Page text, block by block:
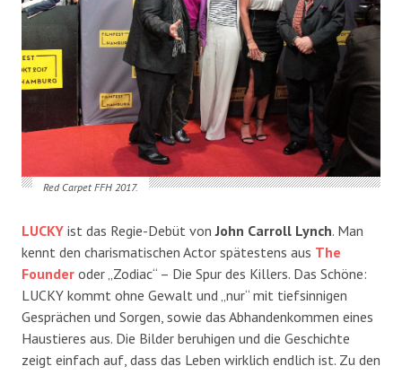
Red Carpet FFH 2017.
LUCKY ist das Regie-Debüt vonJohn Carroll Lynch. Man
kennt den charismatischen Actor spätestens aus The
Founder oder „Zodiac“ – Die Spur des Killers. Das Schöne:
LUCKY kommt ohne Gewalt und „nur“ mit tiefsinnigen
Gesprächen und Sorgen, sowie das Abhandenkommen eines
Haustieres aus. Die Bilder beruhigen und die Geschichte
zeigt einfach auf, dass das Leben wirklich endlich ist. Zu den